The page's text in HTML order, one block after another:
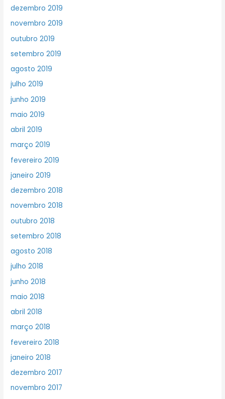
dezembro 2019
novembro 2019
outubro 2019
setembro 2019
agosto 2019
julho 2019
junho 2019
maio 2019
abril 2019
março 2019
fevereiro 2019
janeiro 2019
dezembro 2018
novembro 2018
outubro 2018
setembro 2018
agosto 2018
julho 2018
junho 2018
maio 2018
abril 2018
março 2018
fevereiro 2018
janeiro 2018
dezembro 2017
novembro 2017